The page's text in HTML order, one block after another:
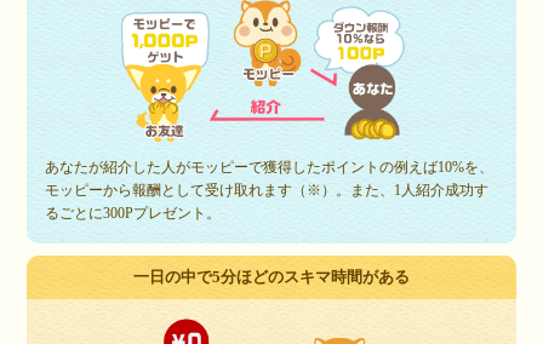
あなたが紹介した人がモッピーで獲得したポイントの例えば10%を、
モッピーから報酬として受け取れます（※）。また、1人紹介成功す
るごとに300Pプレゼント。
一日の中で5分ほどのスキマ時間がある